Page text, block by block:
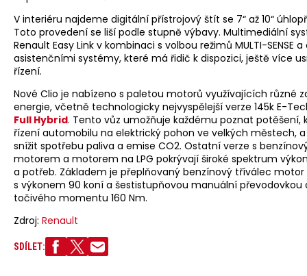
V interiéru najdeme digitální přístrojový štít se 7“ až 10“
Toto provedení se liší podle stupně výbavy. Multimediální
Renault Easy Link v kombinaci s volbou režimů MULTI-SENSE
asistenčními systémy, které má řidič k dispozici, ještě více
řízení.
Nové Clio je nabízeno s paletou motorů využívajících různé
energie, včetně technologicky nejvyspělejší verze 145k E-
Full Hybrid. Tento vůz umožňuje každému poznat potěšení,
řízení automobilu na elektrický pohon ve velkých městech,
snížit spotřebu paliva a emise CO2. Ostatní verze s
motorem a motorem na LPG pokrývají široké spektrum
a potřeb. Základem je přeplňovaný benzínový tříválec motor
s výkonem 90 koní a šestistupňovou manuální převodovkou
točivého momentu 160 Nm.
Zdroj: Renault
SDÍLET: